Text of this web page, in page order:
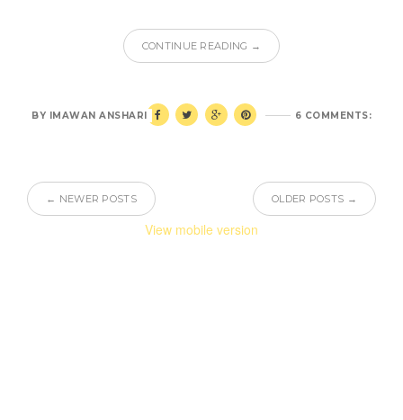
CONTINUE READING →
6 COMMENTS:
BY IMAWAN ANSHARI
← NEWER POSTS OLDER POSTS →
View mobile version